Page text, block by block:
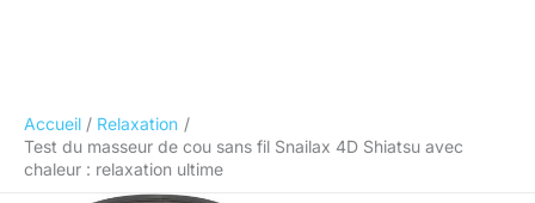
Accueil
Relaxation
Test du masseur de cou sans fil Snailax 4D Shiatsu avec
chaleur : relaxation ultime